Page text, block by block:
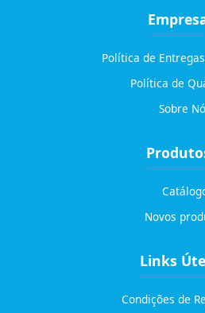
Política de
Política de
Sobre
Novos
Links
Condições de